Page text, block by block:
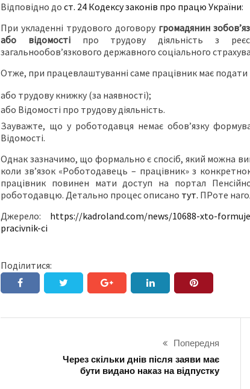
Відповідно до ст. 24 Кодексу законів про працю України:
При укладенні трудового договору громадянин
або відомості про трудову діяльність з
загальнообов’язкового державного соціального
Отже, при працевлаштуванні саме працівник має
або трудову книжку (за наявності);
або Відомості про трудову діяльність.
Зауважте, що у роботодавця немає обов’язку
Відомості.
Однак зазначимо, що формально є спосіб, який можна
коли зв’язок «Роботодавець – працівник» з
працівник повинен мати доступ на портал
роботодавцю. Детально процес описано тут. ПРоте
Джерело: https://kadroland.com/news/10688-xto-
pracivnik-ci
Поділитися:
Попередня
Через скільки днів після заяви має
бути видано наказ на відпустку